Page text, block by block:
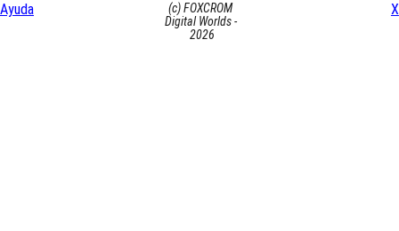
(c) FOXCROM
Digital Worlds -
2026
Ayuda
X